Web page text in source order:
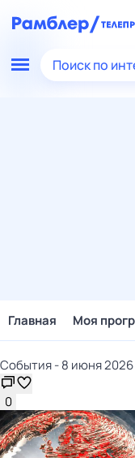
Поиск по
Главная Моя
События - 8 июня 2026
0